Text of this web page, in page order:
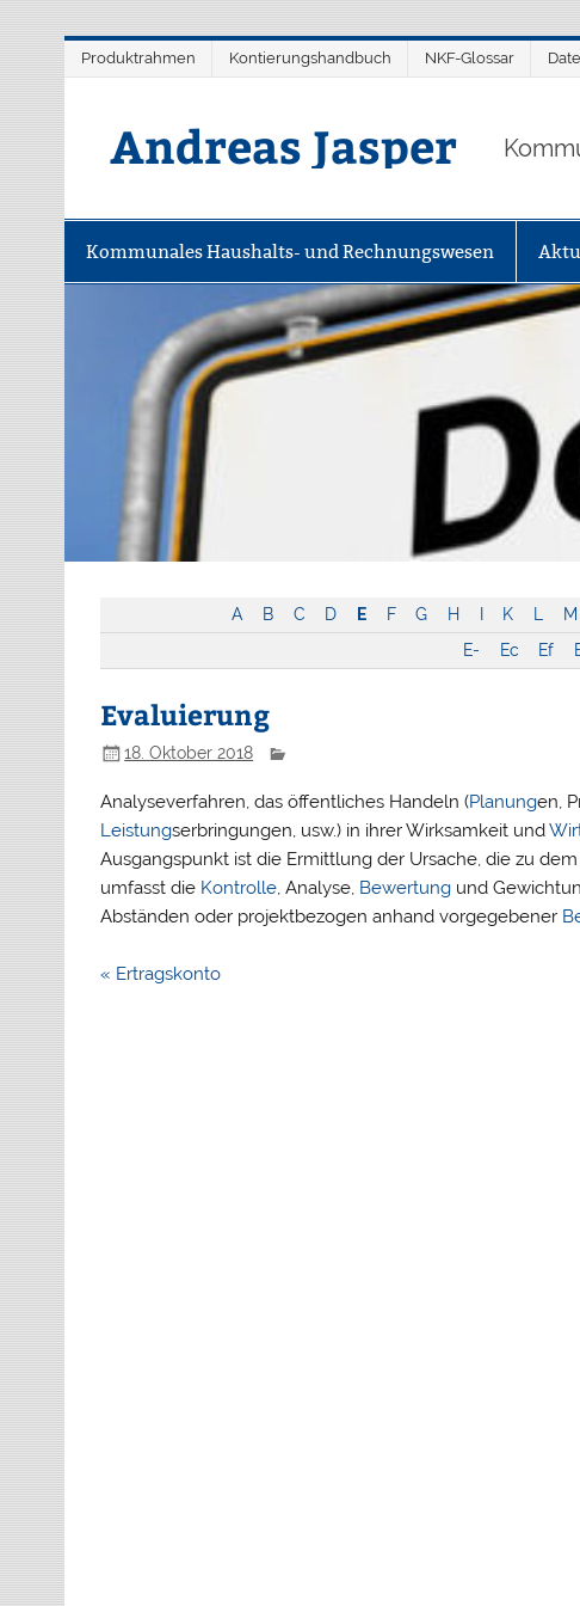
springen
Produktrahmen Kontierungshandbuch NKF-Glossar
Andreas Jasper
Kommunales Haushalts- und Rechnungswesen
A B C D E F G H K M
E-
Ec Ef
Evaluierung
18. Oktober 2018
Analyseverfahren, das öffentliches Handeln (Planungen,
Leistungserbringungen, usw.) in ihrer Wirksamkeit und
Ausgangspunkt ist die Ermittlung der Ursache, die zu
umfasst die Kontrolle, Analyse, Bewertung und
Abständen oder projektbezogen anhand vorgegebener
Beitragsnavigation
« Ertragskonto